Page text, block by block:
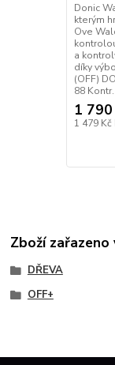
Donic
kterým
Ove
a
díky
(OFF)
88
1 790
1 479 Kč
Zboží
DŘEVA
OFF+